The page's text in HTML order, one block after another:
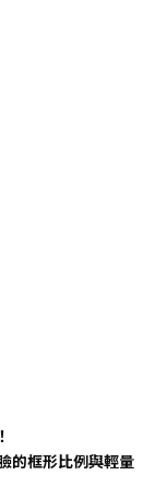
的框形比例與輕量